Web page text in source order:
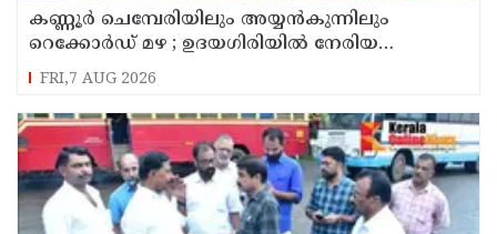
കണ്ണൂർ ചെമ്പേരിയിലും അയ്യൻകുന്നിലും
റെക്കോർഡ് മഴ ; ഉദയഗിരിയിൽ നേരിയ
ഉരുൾപൊട്ടൽ; 13 പേരെ ക്യാമ്പിലേക്ക് മാറ്റി
FRI,7 AUG 2026